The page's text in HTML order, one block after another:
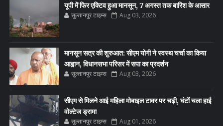
यूपी में फिर एक्टिव हुआ मानसून, 7 अगस्त तक बारिश के आसार
सुल्तानपुर टाइम्स Aug 03, 2026
मानसून सत्र की शुरुआत: सीएम योगी ने स्वस्थ चर्चा का किया
आह्वान, विधानसभा परिसर में सपा का प्रदर्शन
सुल्तानपुर टाइम्स Aug 03, 2026
सीएम से मिलने आई महिला मोबाइल टावर पर चढ़ी, घंटों चला हाई
वोल्टेज ड्रामा
सुल्तानपुर टाइम्स Aug 01, 2026